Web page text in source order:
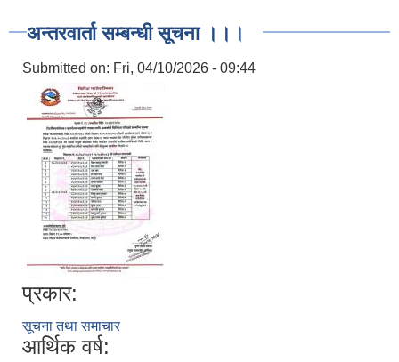
अन्तरवार्ता सम्बन्धी सूचना ।।।
Submitted on: Fri, 04/10/2026 - 09:44
प्रकार:
सूचना तथा समाचार
आर्थिक वर्ष: